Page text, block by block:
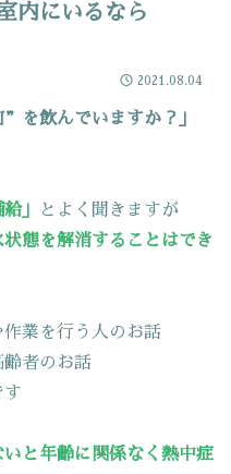
内にいるなら
2021.08.04
を飲んでいますか？」
」
とよく聞きますが
態を解消することはでき
業を行う人のお話
齢者のお話
す
と年齢に関係なく熱中症